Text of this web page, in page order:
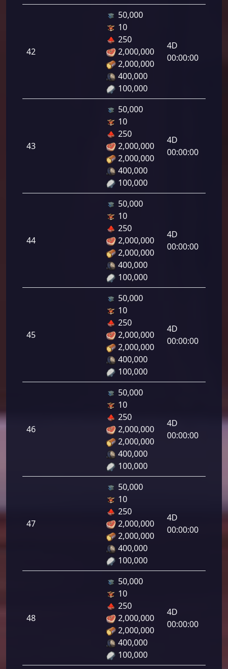
42
50,000
10
250
2,000,000
2,000,000
400,000
100,000
4D
00:00:00
43
50,000
10
250
2,000,000
2,000,000
400,000
100,000
4D
00:00:00
44
50,000
10
250
2,000,000
2,000,000
400,000
100,000
4D
00:00:00
45
50,000
10
250
2,000,000
2,000,000
400,000
100,000
4D
00:00:00
46
50,000
10
250
2,000,000
2,000,000
400,000
100,000
4D
00:00:00
رامي
47
50,000
10
250
2,000,000
2,000,000
400,000
100,000
4D
00:00:00
48
50,000
10
250
2,000,000
2,000,000
400,000
100,000
4D
00:00:00